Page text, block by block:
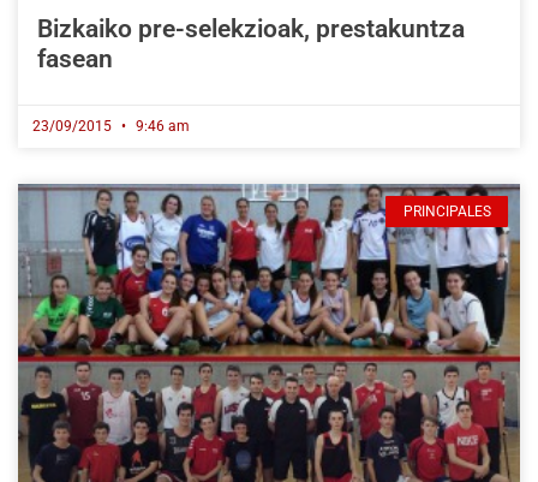
Bizkaiko pre-selekzioak, prestakuntza
fasean
23/09/2015 9:46 am
PRINCIPALES